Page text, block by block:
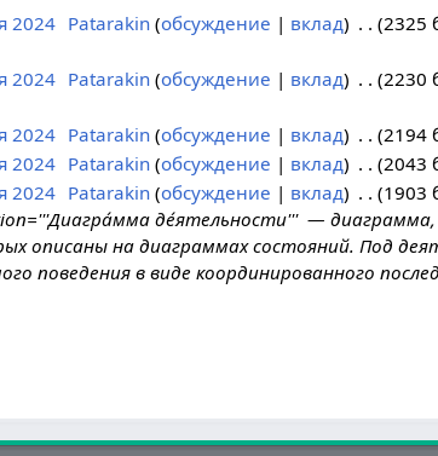
2024 Patarakin обсуждение вклад 2325
2024 Patarakin обсуждение вклад 2230
2024 Patarakin обсуждение вклад 2194
2024 Patarakin обсуждение вклад 2043
2024 Patarakin обсуждение вклад 1903
де́ятельности''' —
описаны на диаграммах состояний. Под
поведения в виде координированного